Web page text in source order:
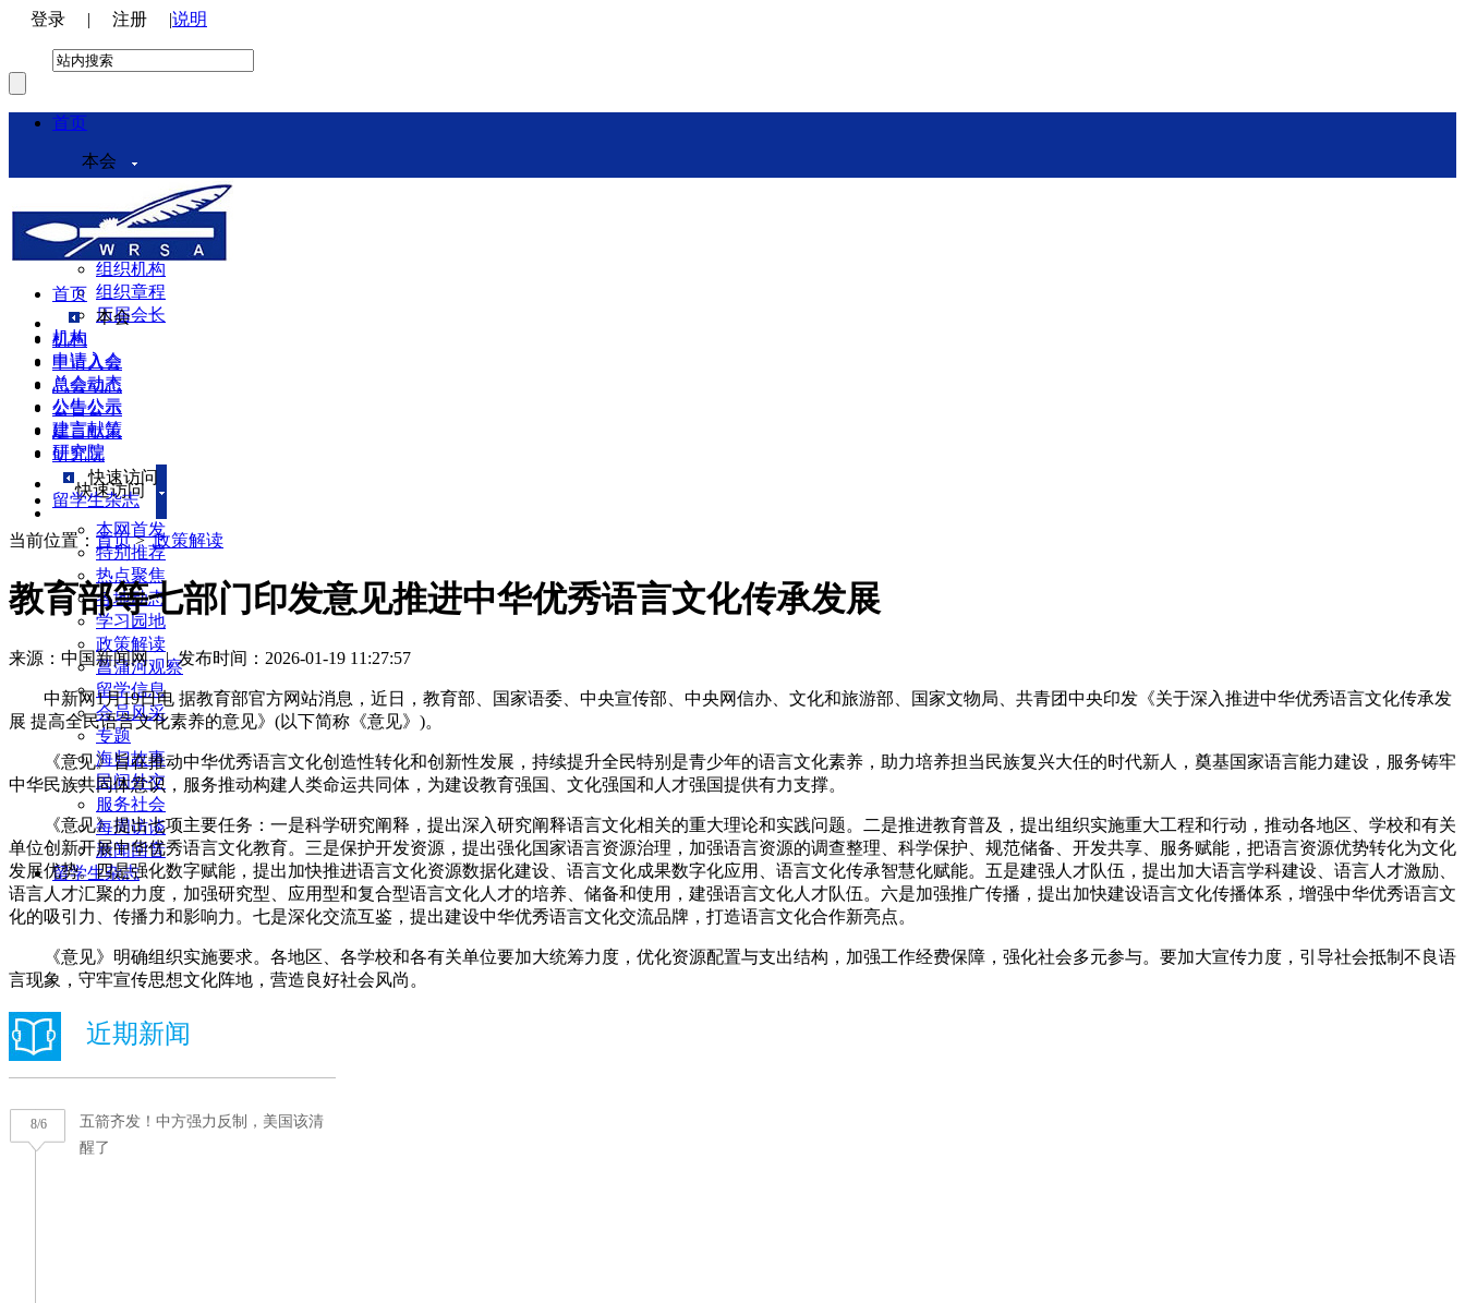
登录 | 注册 |说明
首页
本会
本会介绍
领导机构
理事会
组织机构
组织章程
历届会长
机构
申请入会
总会动态
公告公示
建言献策
研究院
快速访问
本网首发
特别推荐
热点聚焦
各地动态
学习园地
政策解读
菖蒲河观察
留学信息
会员风采
专题
海归故事
民间外交
服务社会
每周访谈
新闻回音
留学生杂志
首页
本会
机构
申请入会
总会动态
公告公示
建言献策
研究院
快速访问
留学生杂志
当前位置： 首页>政策解读
教育部等七部门印发意见推进中华优秀语言文化传承发展
来源：中国新闻网 |发布时间：2026-01-19 11:27:57
中新网1月19日电 据教育部官方网站消息，近日，教育部、国家语委、中央宣传部、中央网信办、文化和旅游部、国家文物局、共青团中央印发《关于深入推进中华优秀语言文化传承发
展 提高全民语言文化素养的意见》(以下简称《意见》)。
《意见》旨在推动中华优秀语言文化创造性转化和创新性发展，持续提升全民特别是青少年的语言文化素养，助力培养担当民族复兴大任的时代新人，奠基国家语言能力建设，服务铸牢
中华民族共同体意识，服务推动构建人类命运共同体，为建设教育强国、文化强国和人才强国提供有力支撑。
《意见》提出七项主要任务：一是科学研究阐释，提出深入研究阐释语言文化相关的重大理论和实践问题。二是推进教育普及，提出组织实施重大工程和行动，推动各地区、学校和有关
单位创新开展中华优秀语言文化教育。三是保护开发资源，提出强化国家语言资源治理，加强语言资源的调查整理、科学保护、规范储备、开发共享、服务赋能，把语言资源优势转化为文化
发展优势。四是强化数字赋能，提出加快推进语言文化资源数据化建设、语言文化成果数字化应用、语言文化传承智慧化赋能。五是建强人才队伍，提出加大语言学科建设、语言人才激励、
语言人才汇聚的力度，加强研究型、应用型和复合型语言文化人才的培养、储备和使用，建强语言文化人才队伍。六是加强推广传播，提出加快建设语言文化传播体系，增强中华优秀语言文
化的吸引力、传播力和影响力。七是深化交流互鉴，提出建设中华优秀语言文化交流品牌，打造语言文化合作新亮点。
《意见》明确组织实施要求。各地区、各学校和各有关单位要加大统筹力度，优化资源配置与支出结构，加强工作经费保障，强化社会多元参与。要加大宣传力度，引导社会抵制不良语
言现象，守牢宣传思想文化阵地，营造良好社会风尚。